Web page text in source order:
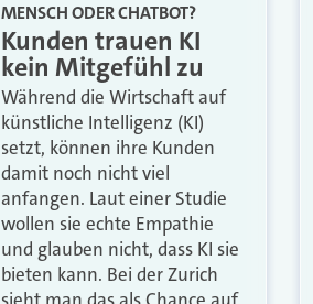
MENSCH ODER CHATBOT?
Kunden trauen KI
kein Mitgefühl zu
Während die Wirtschaft auf
künstliche Intelligenz (KI)
setzt, können ihre Kunden
damit noch nicht viel
anfangen. Laut einer Studie
wollen sie echte Empathie
und glauben nicht, dass KI sie
bieten kann. Bei der Zurich